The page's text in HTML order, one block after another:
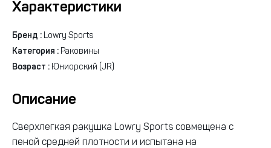
Характеристики
Бренд : Lowry Sports
Категория : Раковины
Возраст : Юниорский (JR)
Описание
Сверхлегкая ракушка Lowry Sports совмещена с
пеной средней плотности и испытана на